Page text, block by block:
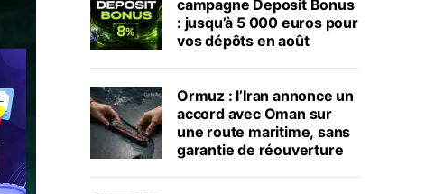
campagne Deposit Bonus
: jusqu’à 5 000 euros pour
vos dépôts en août
Ormuz : l’Iran annonce un
accord avec Oman sur
une route maritime, sans
garantie de réouverture